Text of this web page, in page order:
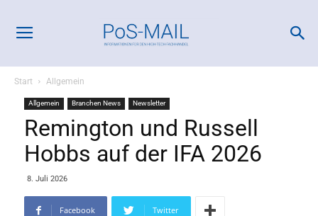
Start Allgemein
Allgemein Branchen News Newsletter
Remington und Russell
Hobbs auf der IFA 2026
8. Juli 2026
Facebook Twitter